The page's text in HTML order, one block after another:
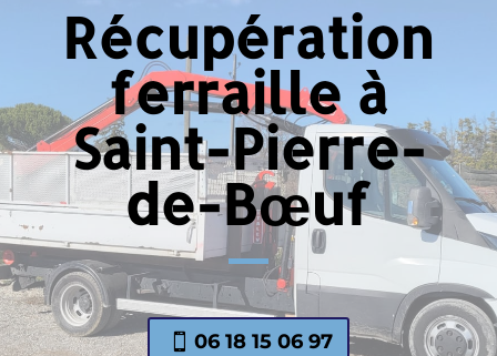
Récupération
ferraille à
Saint-Pierre-
de-Bœuf
06 18 15 06 97